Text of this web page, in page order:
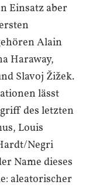
Einsatz aber
Alain
Haraway,
Slavoj Žižek.
lässt
des letzten
Louis
Negri
Name dieses
aleatorischer